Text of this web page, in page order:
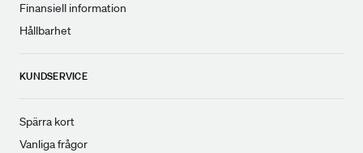
Finansiell information
Hållbarhet
KUNDSERVICE
Spärra kort
Vanliga frågor